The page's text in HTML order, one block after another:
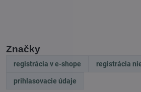
Značky
registrácia v e-shope registrácia
prihlasovacie údaje